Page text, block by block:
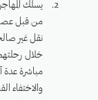
يسلك
من قبل
نقل غير
خلال
مباشرة عدة
والاختفاء